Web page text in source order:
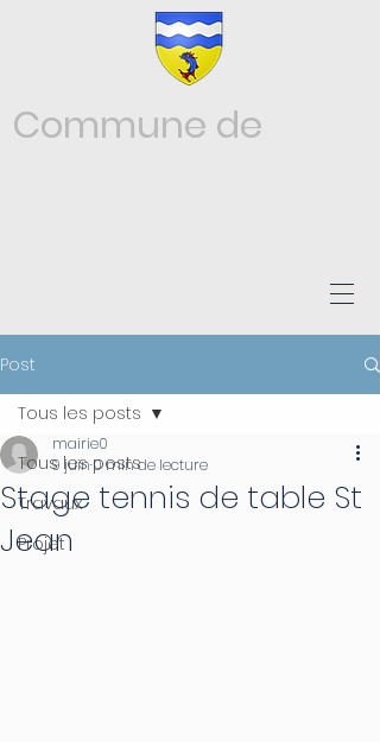
Commune de
Post
Tous les posts
Travaux
Projet
Tous les posts
Stage tennis de table St
Jean
mairie0
9 juin 0 min de lecture